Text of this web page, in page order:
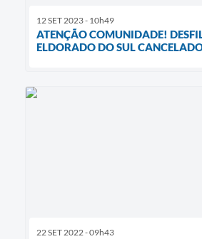
12 SET 2023 - 10h49
ATENÇÃO COMUNIDADE!
ELDORADO DO SUL
22 SET 2022 - 09h43